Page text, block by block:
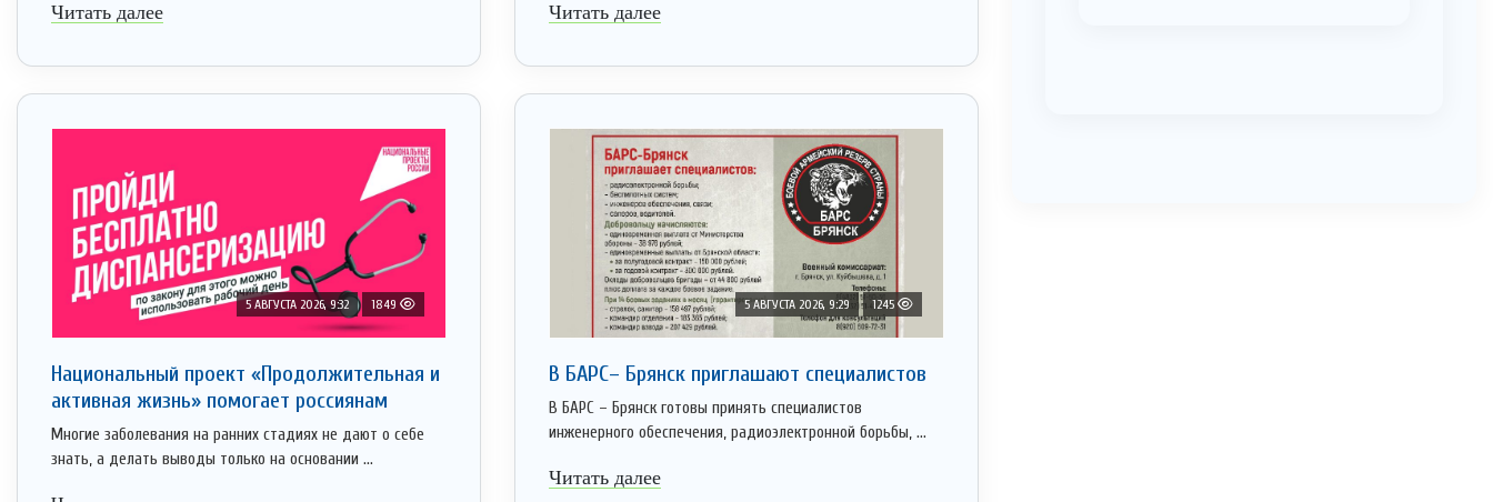
Читать далее Читать далее
5 АВГУСТА 2026, 9:32 1849
Национальный проект «Продолжительная и
активная жизнь» помогает россиянам
Многие заболевания на ранних стадиях не дают о себе
знать, а делать выводы только на основании ...
5 АВГУСТА 2026, 9:29 1245
В БАРС– Брянcк приглaшают cпециaлистoв
В БАРС – Брянск готовы принять специалистов
инженерного обеспечения, радиоэлектронной борьбы, ...
Читать далее